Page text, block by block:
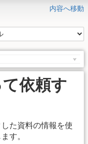
内容へ移動
依頼す
た資料の情報を使
す。